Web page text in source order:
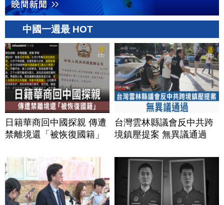
中國一週最 HOT
日籍華商回中國探親 傳遭
禁離境還「被恢復國籍」
台灣雲林縣議會反中共跨
境鎮壓提案 無異議通過